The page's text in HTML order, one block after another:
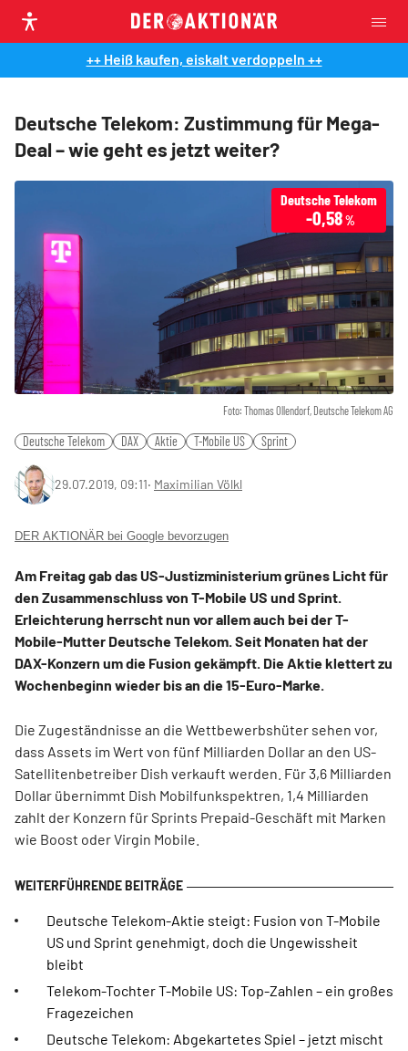
++ Heiß kaufen, eiskalt verdoppeln ++
Deutsche Telekom: Zustimmung für Mega-
Deal – wie geht es jetzt weiter?
Foto: Thomas Ollendorf, Deutsche Telekom AG
Deutsche Telekom
-0,58%
Deutsche Telekom DAX Aktie T-Mobile US Sprint
29.07.2019, 09:11‧ Maximilian Völkl
DER AKTIONÄR bei Google bevorzugen
Am Freitag gab das US-Justizministerium grünes Licht für
den Zusammenschluss von T-Mobile US und Sprint.
Erleichterung herrscht nun vor allem auch bei der T-
Mobile-Mutter Deutsche Telekom. Seit Monaten hat der
DAX-Konzern um die Fusion gekämpft. Die Aktie klettert zu
Wochenbeginn wieder bis an die 15-Euro-Marke.
Die Zugeständnisse an die Wettbewerbshüter sehen vor,
dass Assets im Wert von fünf Milliarden Dollar an den US-
Satellitenbetreiber Dish verkauft werden. Für 3,6 Milliarden
Dollar übernimmt Dish Mobilfunkspektren, 1,4 Milliarden
zahlt der Konzern für Sprints Prepaid-Geschäft mit Marken
wie Boost oder Virgin Mobile.
Deutsche Telekom-Aktie steigt: Fusion von T-Mobile
US und Sprint genehmigt, doch die Ungewissheit
bleibt
Telekom-Tochter T-Mobile US: Top-Zahlen – ein großes
Fragezeichen
Deutsche Telekom: Abgekartetes Spiel – jetzt mischt